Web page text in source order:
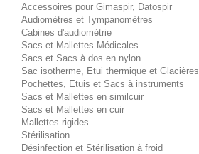
Accessoires pour Gimaspir, Datospir
Audiomètres et Tympanomètres
Cabines d'audiométrie
Sacs et Mallettes Médicales
Sacs et Sacs à dos en nylon
Sac isotherme, Etui thermique et Glacières
Pochettes, Etuis et Sacs à instruments
Sacs et Mallettes en similcuir
Sacs et Mallettes en cuir
Mallettes rigides
Stérilisation
Désinfection et Stérilisation à froid